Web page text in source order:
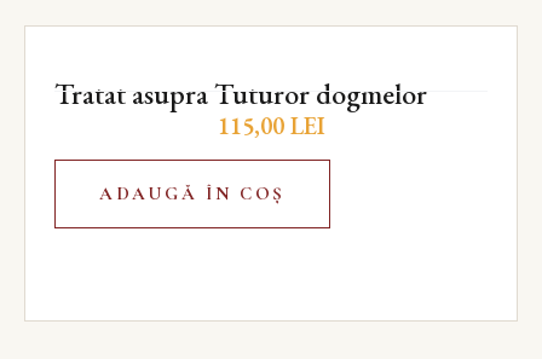
Tratat asupra Tuturor dogmelor
115,00LEI
ADAUGĂ ÎN COȘ